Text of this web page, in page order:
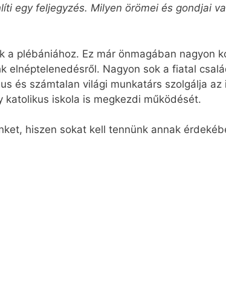
egy feljegyzés. Milyen örömei és gondjai
plébániához. Ez már önmagában nagyon
Nagyon sok a fiatal
és számtalan világi munkatárs szolgálja az
iskola is megkezdi működését.
hiszen sokat kell tennünk annak